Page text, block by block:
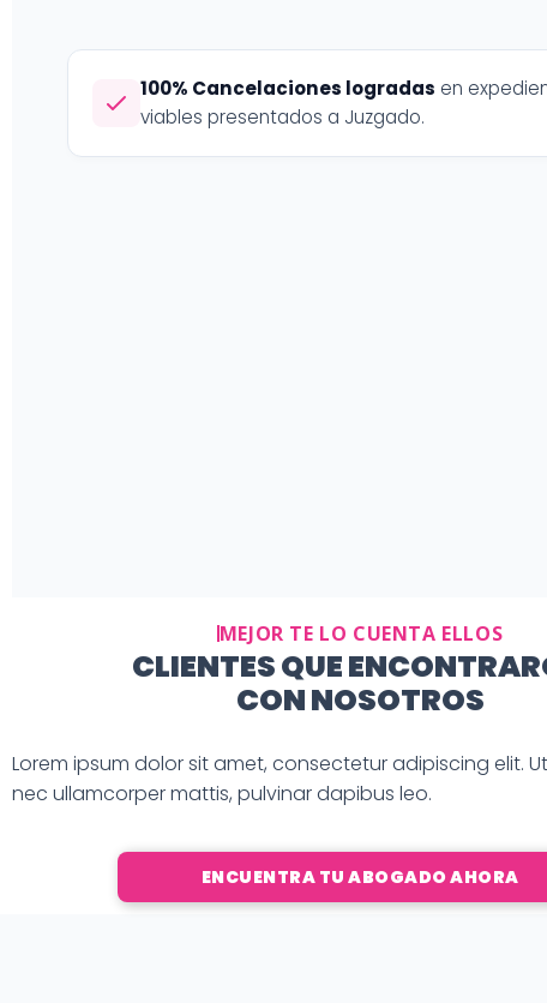
100% Cancelaciones logradas en
viables presentados a Juzgado.
MEJOR TE LO CUENTA ELLOS
CLIENTES QUE
CON NOSOTROS
Lorem ipsum dolor sit amet, consectetur adipiscing elit.
nec ullamcorper mattis, pulvinar dapibus leo.
ENCUENTRA TU ABOGADO AHORA